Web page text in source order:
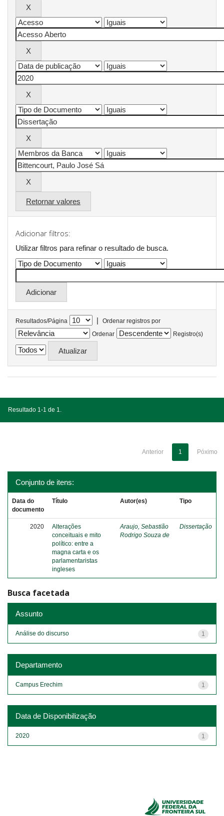
Retornar valores
Adicionar filtros:
Utilizar filtros para refinar o resultado de busca.
Resultados/Página |
Ordenar registros por
Ordenar
Registro(s)
Resultado 1-1 de 1.
Anterior 1 Póximo
Conjunto de itens:
Data do
documento
Título Autor(es) Tipo
2020
Alterações
conceituais e mito
político: entre a
magna carta e os
parlamentaristas
ingleses
Araujo, Sebastião
Rodrigo Souza de
Dissertação
Busca facetada
Assunto
1
Análise do discurso
Departamento
1
Campus Erechim
Data de Disponibilização
1
2020